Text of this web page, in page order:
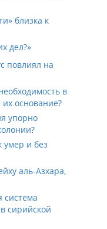
близка к
дел?»
повлиял на
в
основание?
упорно
умер и без
аль-Азхара,
система
сирийской